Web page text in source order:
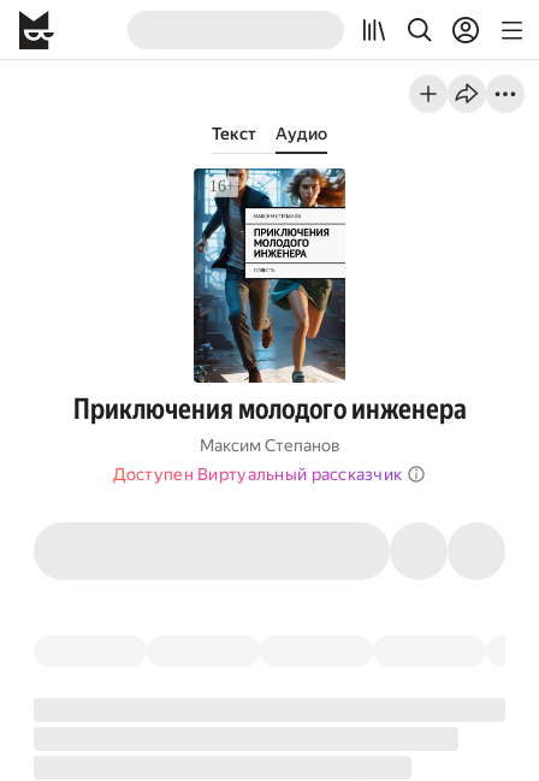
Текст Аудио
Приключения молодого инженера
Максим Степанов
Доступен Виртуальный рассказчик